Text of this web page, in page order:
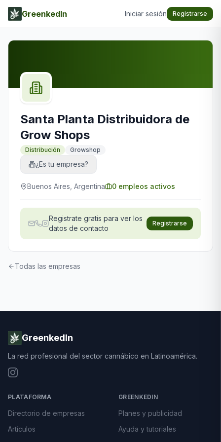
GreenkedIn Iniciar sesión Registrarse
Santa Planta Distribuidora de
Grow Shops
Distribución Growshop
¿Es tu empresa?
Buenos Aires, Argentina 0 empleos activos
Registrate gratis para ver los
datos de contacto
Registrarse
Todas las empresas
GreenkedIn
La red profesional del sector cannábico en Latinoamérica.
PLATAFORMA
Directorio de empresas
Artículos
GREENKEDIN
Planes y publicidad
Ayuda y tutoriales